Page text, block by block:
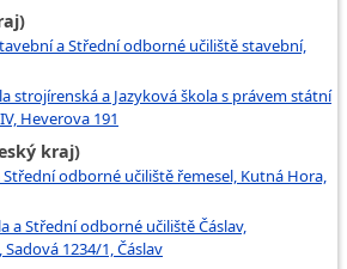
a Střední odborné učiliště stavební,
strojírenská a Jazyková škola s právem státní
Heverova 191
kraj)
odborné učiliště řemesel, Kutná Hora,
a Střední odborné učiliště Čáslav,
1234/1, Čáslav